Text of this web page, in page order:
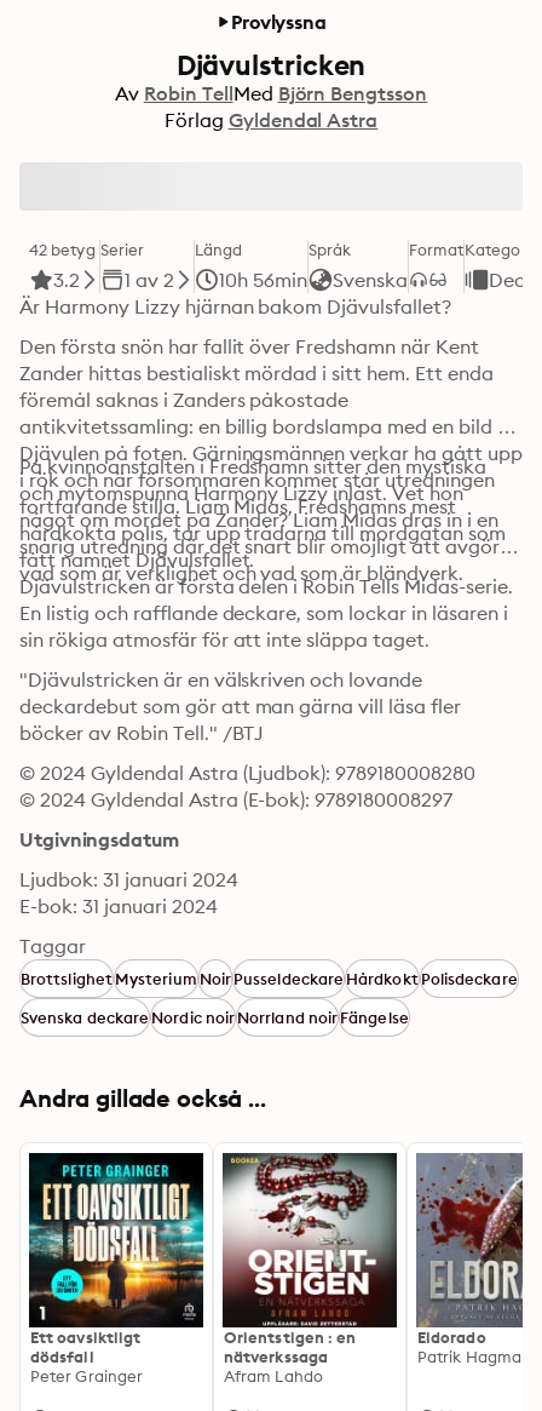
Provlyssna
Djävulstricken
Av Robin TellMed Björn Bengtsson
Förlag Gyldendal Astra
42 betyg
3.2
Serier
1 av 2
Längd
10h 56min
Språk
Svenska
FormatKategori
Den första snön har fallit över Fredshamn när Kent
Zander hittas bestialiskt mördad i sitt hem. Ett enda
föremål saknas i Zanders påkostade
antikvitetssamling: en billig bordslampa med en bild av
Djävulen på foten. Gärningsmännen verkar ha gått upp
i rök och när försommaren kommer står utredningen
fortfarande stilla. Liam Midas, Fredshamns mest
hårdkokta polis, tar upp trådarna till mordgåtan som
fått namnet Djävulsfallet.
På kvinnoanstalten i Fredshamn sitter den mystiska
och mytomspunna Harmony Lizzy inlåst. Vet hon
något om mordet på Zander? Liam Midas dras in i en
snårig utredning där det snart blir omöjligt att avgöra
Djävulstricken är första delen i Robin Tells Midas-serie.
En listig och rafflande deckare, som lockar in läsaren i
sin rökiga atmosfär för att inte släppa taget.
"Djävulstricken är en välskriven och lovande
deckardebut som gör att man gärna vill läsa fler
böcker av Robin Tell." /BTJ
© 2024 Gyldendal Astra (Ljudbok): 9789180008280
© 2024 Gyldendal Astra (E-bok): 9789180008297
Utgivningsdatum
Ljudbok: 31 januari 2024
E-bok: 31 januari 2024
Taggar
BrottslighetMysteriumNoirPusseldeckareHårdkoktPolisdeckare
Svenska deckareNordic noirNorrland noirFängelse
Andra gillade också ...
Ett oavsiktligt
dödsfall
Peter Grainger
Orientstigen : en
nätverkssaga
Afram Lahdo
Eldorado
Patrik Hagman